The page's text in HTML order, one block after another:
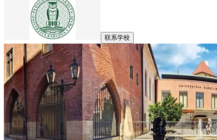
联系学校